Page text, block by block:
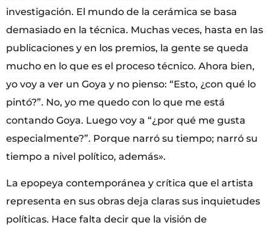
investigación. El mundo de la cerámica se basa
demasiado en la técnica. Muchas veces, hasta en las
publicaciones y en los premios, la gente se queda
mucho en lo que es el proceso técnico. Ahora bien,
yo voy a ver un Goya y no pienso: “Esto, ¿con qué lo
pintó?”. No, yo me quedo con lo que me está
contando Goya. Luego voy a “¿por qué me gusta
especialmente?”. Porque narró su tiempo; narró su
tiempo a nivel político, además».
La epopeya contemporánea y crítica que el artista
representa en sus obras deja claras sus inquietudes
políticas. Hace falta decir que la visión de